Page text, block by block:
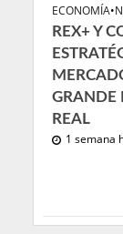
ECONOMÍA•
REX+ Y
GRANDE
REAL
1 semana